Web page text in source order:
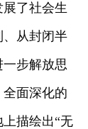
了社会生
从封闭半
步解放思
面深化的
描绘出“无